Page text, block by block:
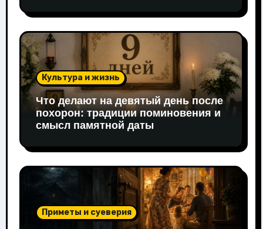
Культура и жизнь
Что делают на девятый день после
похорон: традиции поминовения и
смысл памятной даты
Приметы и суеверия